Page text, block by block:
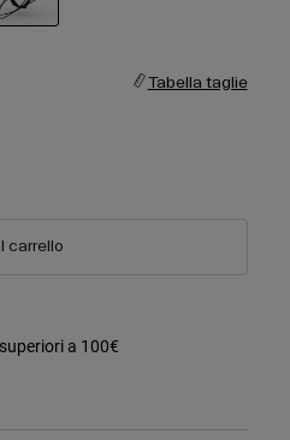
Tabella taglie
carrello
a 100€